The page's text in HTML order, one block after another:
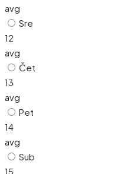
avg
Sre
12
avg
Čet
13
avg
Pet
14
avg
Sub
15